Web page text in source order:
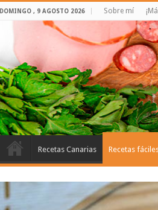
DOMINGO , 9 AGOSTO 2026 Sobre mí
Recetas Canarias Recetas